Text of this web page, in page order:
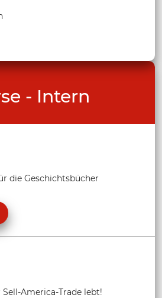
- Intern
die Geschichtsbücher
America-Trade lebt!